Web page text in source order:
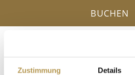
Zustimmung Details
BUCHEN